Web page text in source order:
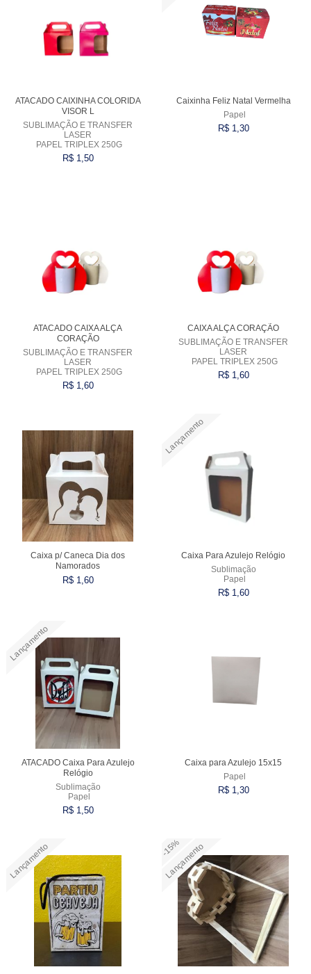
ATACADO CAIXINHA COLORIDA
VISOR L
SUBLIMAÇÃO E TRANSFER
LASER
PAPEL TRIPLEX 250G
R$ 1,50
Caixinha Feliz Natal Vermelha
Papel
R$ 1,30
ATACADO CAIXA ALÇA
CORAÇÃO
SUBLIMAÇÃO E TRANSFER
LASER
PAPEL TRIPLEX 250G
R$ 1,60
CAIXA ALÇA CORAÇÃO
SUBLIMAÇÃO E TRANSFER
LASER
PAPEL TRIPLEX 250G
R$ 1,60
Caixa p/ Caneca Dia dos
Namorados
R$ 1,60
Lançamento
Caixa Para Azulejo Relógio
Sublimação
Papel
R$ 1,60
Lançamento
ATACADO Caixa Para Azulejo
Relógio
Sublimação
Papel
R$ 1,50
Caixa para Azulejo 15x15
Papel
R$ 1,30
Lançamento -15%
Lançamento